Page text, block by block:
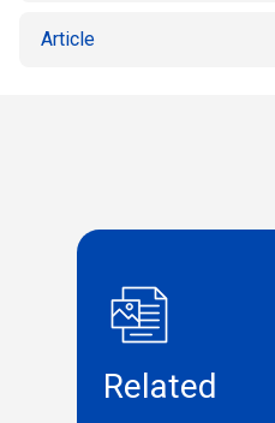
Article
Related